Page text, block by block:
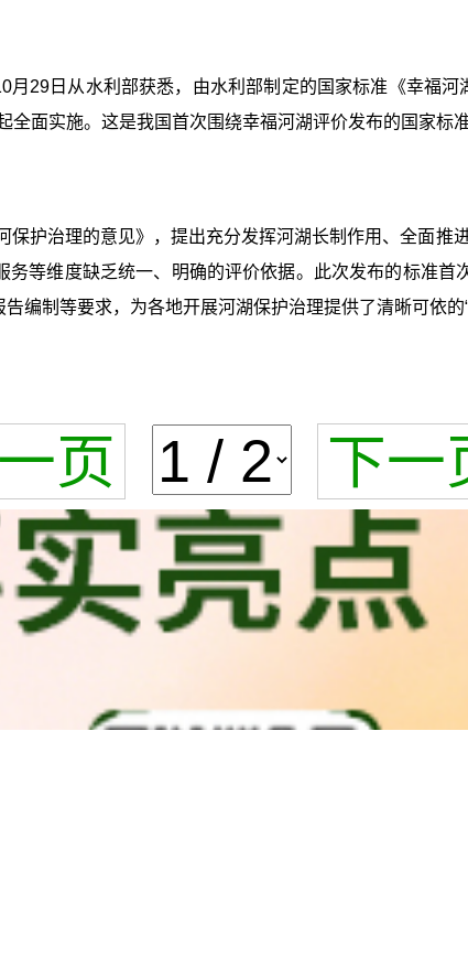
29日从水利部获悉，由水利部制定的国家标准《幸福
面实施。这是我国首次围绕幸福河湖评价发布的国家标
保护治理的意见》，提出充分发挥河湖长制作用、全面推
等维度缺乏统一、明确的评价依据。此次发布的标准首
编制等要求，为各地开展河湖保护治理提供了清晰可依的
一页 下一